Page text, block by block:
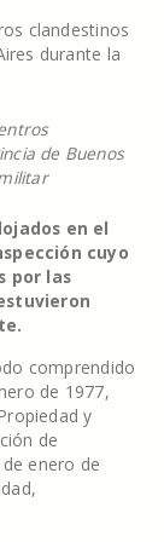
clandestinos
durante la
de Buenos
en el
cuyo
por las
comprendido
de 1977,
y
de
enero de